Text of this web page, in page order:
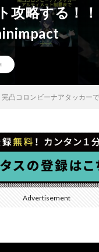
攻略する！
完凸コロンビーナアタッカー
Advertisement